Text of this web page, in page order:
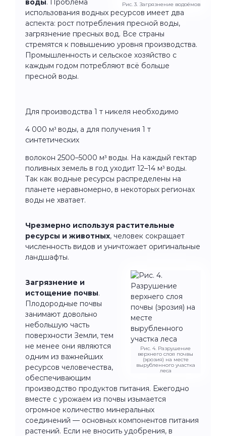
Рис. 3. Загрязнение водоёмов
воды. Проблема
использования водных ресурсов имеет два
аспекта: рост потребления пресной воды,
загрязнение пресных вод. Все страны
стремятся к повышению уровня производства.
Промышленность и сельское хозяйство с
каждым годом потребляют всё больше
пресной воды.
Для производства 1 т никеля необходимо
4 000 м³ воды, а для получения 1 т
синтетических
волокон 2500–5000 м³ воды. На каждый гектар
поливных земель в год уходит 12–14 м³ воды.
Так как водные ресурсы распределены на
планете неравномерно, в некоторых регионах
воды не хватает.
Чрезмерно используя растительные
ресурсы и животных, человек сокращает
численность видов и уничтожает оригинальные
ландшафты.
Рис. 4. Разрушение
верхнего слоя почвы
(эрозия) на месте
вырубленного участка
леса
Загрязнение и
истощение почвы.
Плодородные почвы
занимают довольно
небольшую часть
поверхности Земли, тем
не менее они являются
одним из важнейших
ресурсов человечества,
обеспечивающим
производство продуктов питания. Ежегодно
вместе с урожаем из почвы изымается
огромное количество минеральных
соединений — основных компонентов питания
растений. Если не вносить удобрения, в